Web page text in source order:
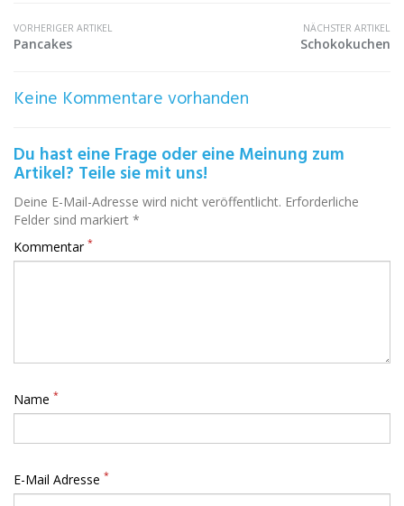
VORHERIGER ARTIKEL
Pancakes
NÄCHSTER ARTIKEL
Schokokuchen
Keine Kommentare vorhanden
Du hast eine Frage oder eine Meinung zum
Artikel? Teile sie mit uns!
Deine E-Mail-Adresse wird nicht veröffentlicht. Erforderliche
Felder sind markiert *
Kommentar *
Name *
E-Mail Adresse *